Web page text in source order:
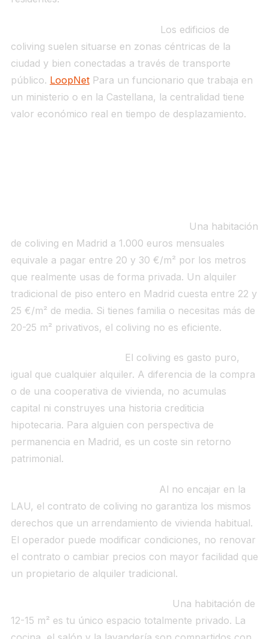
Los edificios de
coliving suelen situarse en zonas céntricas de la
ciudad y bien conectadas a través de transporte
público. LoopNetPara un funcionario que trabaja en
un ministerio o en la Castellana, la centralidad tiene
valor económico real en tiempo de desplazamiento.
Una habitación
de coliving en Madrid a 1.000 euros mensuales
equivale a pagar entre 20 y 30 €/m² por los metros
que realmente usas de forma privada. Un alquiler
tradicional de piso entero en Madrid cuesta entre 22 y
25 €/m² de media. Si tienes familia o necesitas más de
20-25 m² privativos, el coliving no es eficiente.
El coliving es gasto puro,
igual que cualquier alquiler. A diferencia de la compra
o de una cooperativa de vivienda, no acumulas
capital ni construyes una historia crediticia
hipotecaria. Para alguien con perspectiva de
permanencia en Madrid, es un coste sin retorno
patrimonial.
Al no encajar en la
LAU, el contrato de coliving no garantiza los mismos
derechos que un arrendamiento de vivienda habitual.
El operador puede modificar condiciones, no renovar
el contrato o cambiar precios con mayor facilidad que
un propietario de alquiler tradicional.
Una habitación de
12-15 m² es tu único espacio totalmente privado. La